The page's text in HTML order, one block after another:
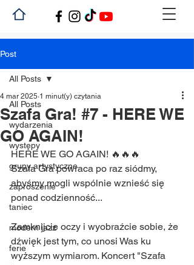
Post
All Posts
wydarzenia
występy
grupy artystyczne
zaproszenie
taniec
modern jazz
ferie
All Posts
Szafa Gra! #7 - HERE WE
GO AGAIN!
4 mar 2025 1 minut(y) czytania
HERE WE GO AGAIN! 🔥🔥🔥
Szafa Gra powraca po raz siódmy,
abyśmy mogli wspólnie wznieść się
ponad codzienność...
Zamknijcie oczy i wyobraźcie sobie, że
dźwięk jest tym, co unosi Was ku
wyższym wymiarom. Koncert "Szafa